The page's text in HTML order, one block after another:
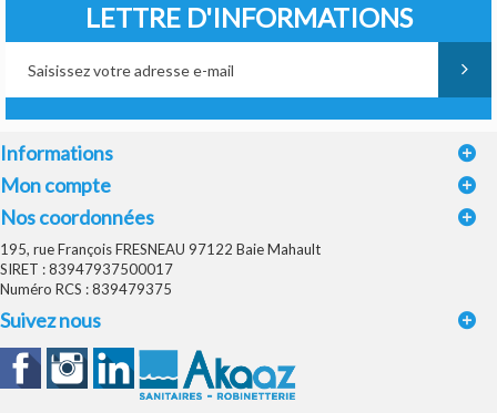
LETTRE D'INFORMATIONS
Informations
Mon compte
Nos coordonnées
195, rue François FRESNEAU 97122 Baie Mahault
SIRET : 83947937500017
Numéro RCS : 839479375
Suivez nous